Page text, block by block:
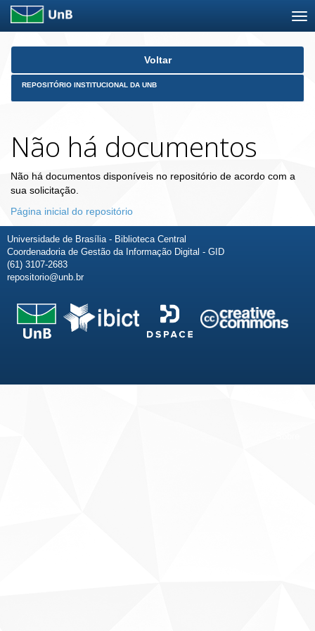
Skip
Voltar
REPOSITÓRIO INSTITUCIONAL DA UNB
Não há documentos
Não há documentos disponíveis no repositório de acordo com a
sua solicitação.
Página inicial do repositório
Universidade de Brasília - Biblioteca Central
Coordenadoria de Gestão da Informação Digital - GID
(61) 3107-2683
repositorio@unb.br